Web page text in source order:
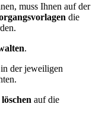
muss Ihnen auf der
die
.
der jeweiligen
auf die